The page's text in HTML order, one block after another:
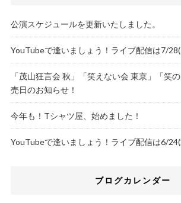
公演スケジュールを更新いたしました。
YouTubeで逢いましょう！ライブ配信は7/28(
「茂山狂言会 秋」「笑えない会 東京」「笑
売日のお知らせ！
今年も！Tシャツ屋、始めました！
YouTubeで逢いましょう！ライブ配信は6/24(
ブログカレンダー